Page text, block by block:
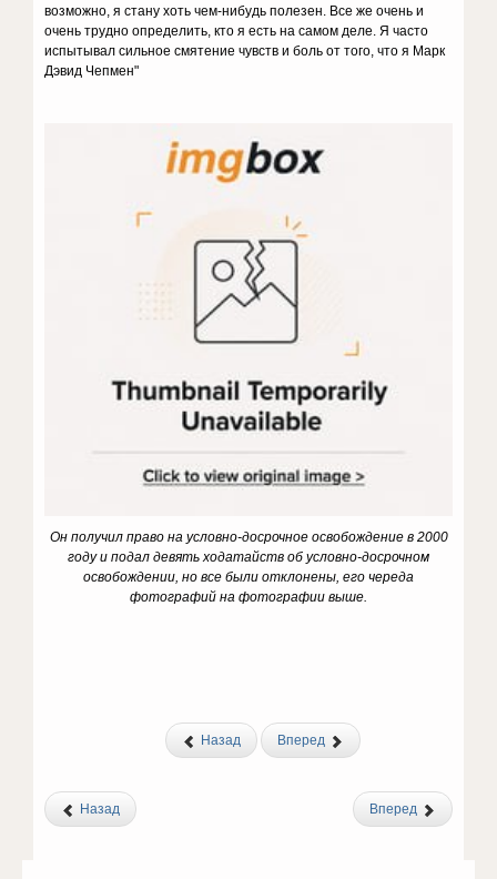
возможно, я стану хоть чем-нибудь полезен. Все же очень и
очень трудно определить, кто я есть на самом деле. Я часто
испытывал сильное смятение чувств и боль от того, что я Марк
Дэвид Чепмен"
Он получил право на условно-досрочное освобождение в 2000
году и подал девять ходатайств об условно-досрочном
освобождении, но все были отклонены, его череда
фотографий на фотографии выше.
Назад Вперед
Назад Вперед